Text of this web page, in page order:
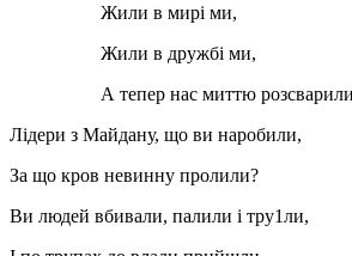
Жили в мирi ми,
Жили в дружбi ми,
А тепер нас миттю
Лiдери з Майдану, що ви наробили,
За що кров невинну пролили?
Ви людей вбивали, палили i тру1ли,